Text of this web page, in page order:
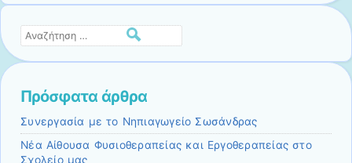
Αναζήτηση
Πρόσφατα άρθρα
Συνεργασία με το Νηπιαγωγείο Σωσάνδρας
Νέα Αίθουσα Φυσιοθεραπείας και Εργοθεραπείας στο
Σχολείο μας